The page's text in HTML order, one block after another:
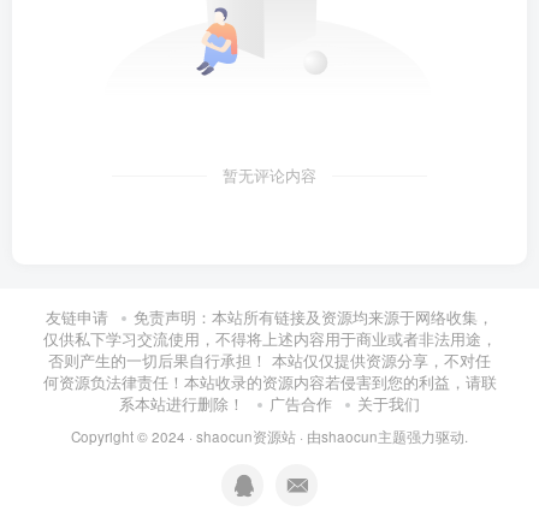
暂无评论内容
友链申请
免责声明：本站所有链接及资源均来源于网络收集，
仅供私下学习交流使用，不得将上述内容用于商业或者非法用途，
否则产生的一切后果自行承担！ 本站仅仅提供资源分享，不对任
何资源负法律责任！本站收录的资源内容若侵害到您的利益，请联
系本站进行删除！
广告合作 关于我们
Copyright © 2024 · shaocun资源站 · 由shaocun主题强力驱动.